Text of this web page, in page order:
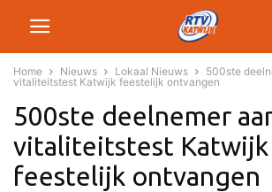
Home Nieuws Lokaal Nieuws
500ste
vitaliteitstest Katwijk feestelijk ontvangen
500ste deelnemer
vitaliteitstest Katwijk
feestelijk ontvangen